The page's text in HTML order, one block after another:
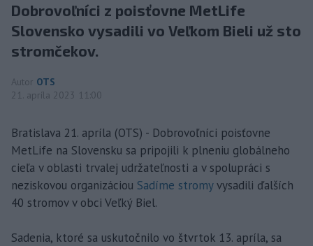
Dobrovoľníci z poisťovne MetLife
Slovensko vysadili vo Veľkom Bieli už sto
stromčekov.
Autor OTS
21. apríla 2023 11:00
Bratislava 21. apríla (OTS) - Dobrovoľníci poisťovne
MetLife na Slovensku sa pripojili k plneniu globálneho
cieľa v oblasti trvalej udržateľnosti a v spolupráci s
neziskovou organizáciou Sadíme stromyvysadili ďalších
40 stromov v obci Veľký Biel.
Sadenia, ktoré sa uskutočnilo vo štvrtok 13. apríla, sa